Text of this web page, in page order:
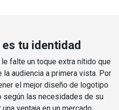
tu identidad
falte un toque extra nítido que
la audiencia a primera vista. Por
el mejor diseño de logotipo
según las necesidades de su